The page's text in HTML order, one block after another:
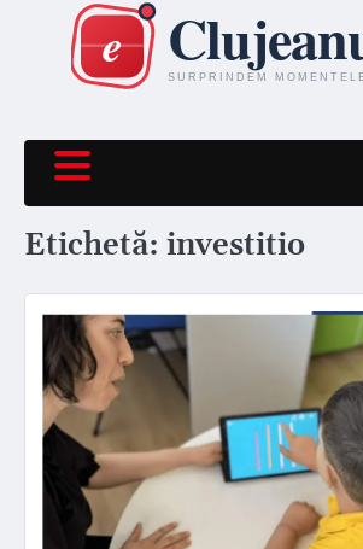
content
Etichetă: investitio